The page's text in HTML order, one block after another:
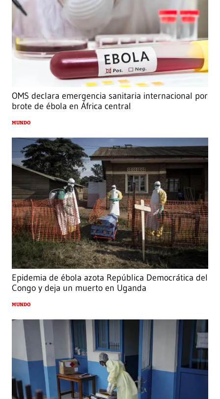
OMS declara emergencia sanitaria internacional por
brote de ébola en África central
MUNDO
Epidemia de ébola azota República Democrática del
Congo y deja un muerto en Uganda
MUNDO